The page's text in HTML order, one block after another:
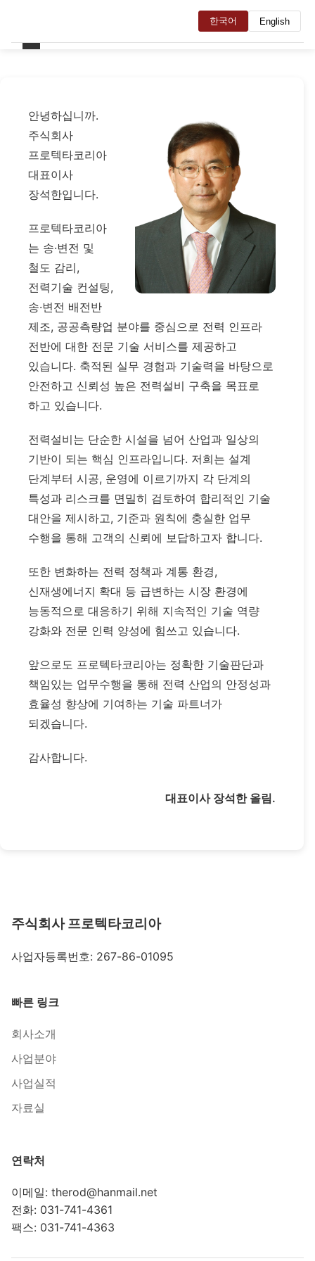
한국어 English
안녕하십니까.
주식회사
프로텍타코리아
대표이사
장석한입니다.
프로텍타코리아
는 송·변전 및
철도 감리,
전력기술 컨설팅,
송·변전 배전반
제조, 공공측량업 분야를 중심으로 전력 인프라
전반에 대한 전문 기술 서비스를 제공하고
있습니다. 축적된 실무 경험과 기술력을 바탕으로
안전하고 신뢰성 높은 전력설비 구축을 목표로
하고 있습니다.
전력설비는 단순한 시설을 넘어 산업과 일상의
기반이 되는 핵심 인프라입니다. 저희는 설계
단계부터 시공, 운영에 이르기까지 각 단계의
특성과 리스크를 면밀히 검토하여 합리적인 기술
대안을 제시하고, 기준과 원칙에 충실한 업무
수행을 통해 고객의 신뢰에 보답하고자 합니다.
또한 변화하는 전력 정책과 계통 환경,
신재생에너지 확대 등 급변하는 시장 환경에
능동적으로 대응하기 위해 지속적인 기술 역량
강화와 전문 인력 양성에 힘쓰고 있습니다.
앞으로도 프로텍타코리아는 정확한 기술판단과
책임있는 업무수행을 통해 전력 산업의 안정성과
효율성 향상에 기여하는 기술 파트너가
되겠습니다.
감사합니다.
대표이사 장석한 올림.
주식회사 프로텍타코리아
사업자등록번호: 267-86-01095
빠른 링크
회사소개
사업분야
사업실적
자료실
연락처
이메일: therod@hanmail.net
전화: 031-741-4361
팩스: 031-741-4363